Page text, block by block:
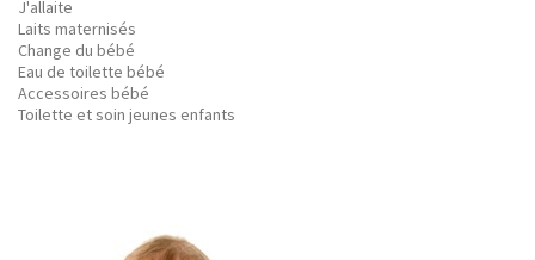
J'allaite
Laits maternisés
Change du bébé
Eau de toilette bébé
Accessoires bébé
Toilette et soin jeunes enfants